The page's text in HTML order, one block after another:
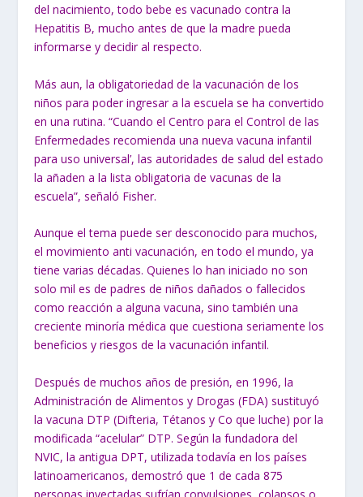
del nacimiento, todo bebe es vacunado contrala
Hepatitis B, mucho antes de que la madre pueda
informarse y decidir alrespecto.
Más aun, la obligatoriedad de la vacunación de los
niños para poder ingresara la escuela se ha convertido
en una rutina. “Cuando el Centro para elControl de las
Enfermedades recomienda una nueva vacuna infantil
para uso universal’, las autoridades de salud del estado
la añaden a la lista obligatoria de vacunas de la
escuela”, señaló Fisher.
Aunque el tema puede ser desconocido para muchos,
el movimientoanti vacunación, en todo el mundo, ya
tiene varias décadas. Quienes lo han iniciado no son
solo mil es de padres de niños dañados o fallecidos
como reacción a alguna vacuna, sino también una
creciente minoría médica que cuestiona seriamente los
beneficios y riesgos de la vacunación infantil.
Después de muchos años de presión, en 1996, la
Administración de Alimentos y Drogas (FDA) sustituyó
la vacuna DTP (Difteria, Tétanos y Co que luche) porla
modificada “acelular” DTP. Según la fundadora del
NVIC, la antigua DPT, utilizada todavía en los países
latinoamericanos, demostró que 1 de cada 875
personas inyectadas sufrían convulsiones, colapsos o